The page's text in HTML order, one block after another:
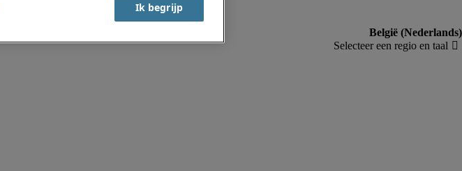
Ik begrijp